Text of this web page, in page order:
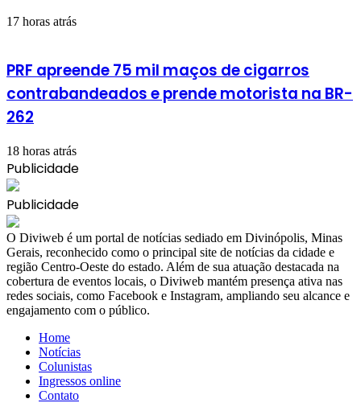
17 horas atrás
PRF apreende 75 mil maços de cigarros
contrabandeados e prende motorista na BR-
262
18 horas atrás
Publicidade
Publicidade
​O Diviweb é um portal de notícias sediado em Divinópolis, Minas
Gerais, reconhecido como o principal site de notícias da cidade e
região Centro-Oeste do estado. Além de sua atuação destacada na
cobertura de eventos locais, o Diviweb mantém presença ativa nas
redes sociais, como Facebook e Instagram, ampliando seu alcance e
engajamento com o público.
Home
Notícias
Colunistas
Ingressos online
Contato